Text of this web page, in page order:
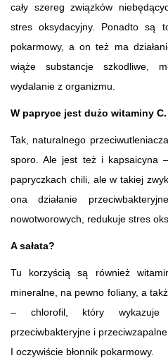
cały szereg związków
stres oksydacyjny. Ponadto są
pokarmowy, a on też ma
wiąże substancje szkodliwe,
wydalanie z organizmu.
W papryce jest dużo witaminy C.
Tak, naturalnego
sporo. Ale jest też i kapsaicyna
papryczkach chili, ale w takiej
ona działanie
nowotworowych, redukuje stres
A sałata?
Tu korzyścią są również
mineralne, na pewno foliany, a
– chlorofil, który wykazuje
przeciwbakteryjne i przeciwzapalne.
I oczywiście błonnik pokarmowy.